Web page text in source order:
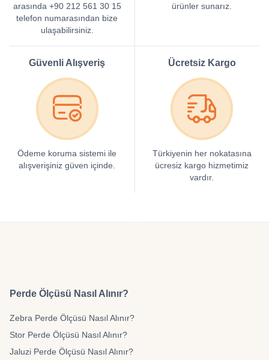
arasında +90 212 561 30 15
telefon numarasından bize
ulaşabilirsiniz.
ürünler sunarız.
Güvenli Alışveriş
Ödeme koruma sistemi ile
alışverişiniz güven içinde.
Ücretsiz Kargo
Türkiyenin her nokatasına
ücresiz kargo hizmetimiz
vardır.
Perde Ölçüsü Nasıl Alınır?
Zebra Perde Ölçüsü Nasıl Alınır?
Stor Perde Ölçüsü Nasıl Alınır?
Jaluzi Perde Ölçüsü Nasıl Alınır?